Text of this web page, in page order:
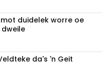
duidelek worre oe
da's 'n Geit